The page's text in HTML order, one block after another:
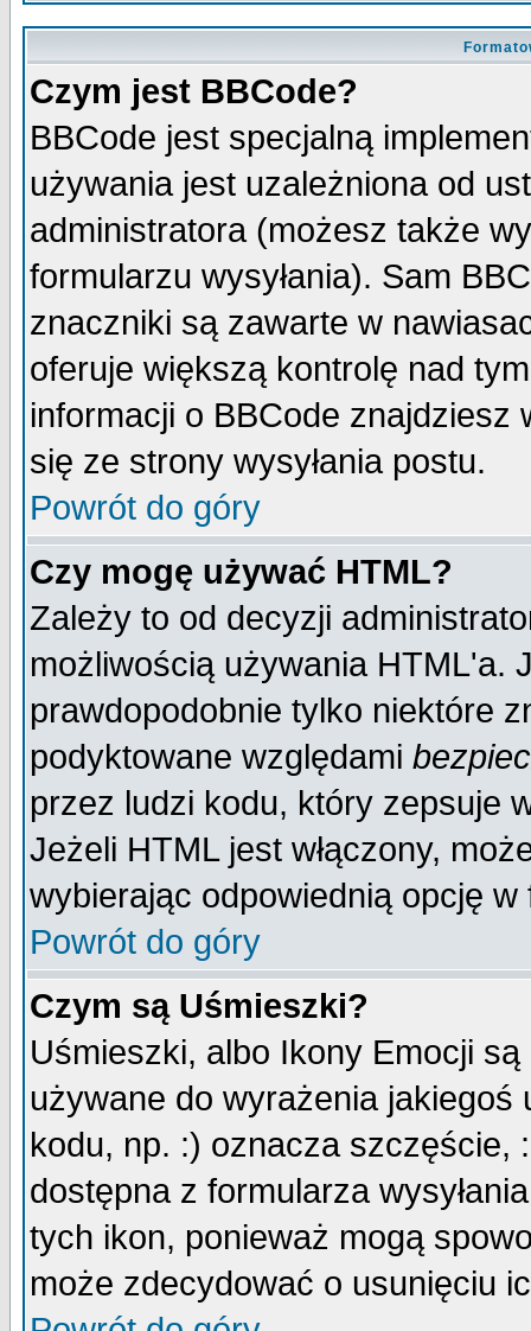
Czym jest BBCode?
BBCode jest specjalną
używania jest uzależniona od
administratora (możesz także
formularzu wysyłania). Sam
znaczniki są zawarte w
oferuje większą kontrolę nad
informacji o BBCode
się ze strony wysyłania postu.
Powrót do góry
Czy mogę używać HTML?
Zależy to od decyzji
możliwością używania HTML'a.
prawdopodobnie tylko niektóre
podyktowane względami
przez ludzi kodu, który zepsuje
Jeżeli HTML jest włączony,
wybierając odpowiednią opcję w
Powrót do góry
Czym są Uśmieszki?
Uśmieszki, albo Ikony Emocji
używane do wyrażenia
kodu, np. :) oznacza szczęście,
dostępna z formularza
tych ikon, ponieważ mogą
może zdecydować o usunięciu